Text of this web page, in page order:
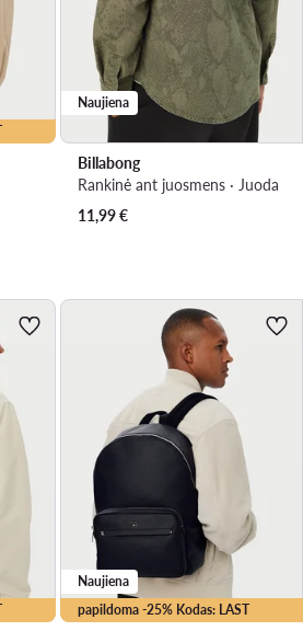
Naujiena
Billabong
Rankinė ant juosmens · Juoda
11,99€
papildoma -25% Kodas: LAST
Naujiena